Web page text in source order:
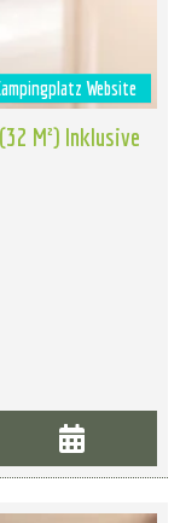
Website
M²) Inklusive